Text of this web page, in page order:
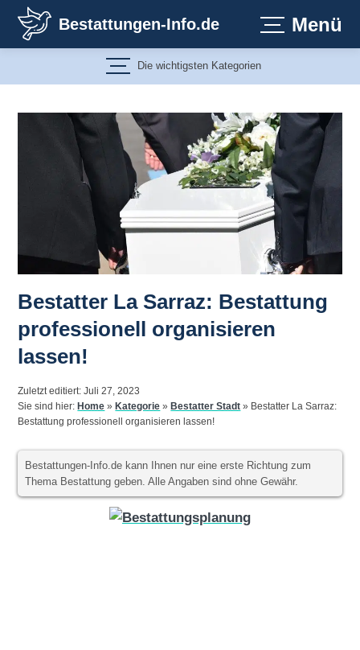
Inhalt
springen
Bestattungen-Info.de Menü
Die wichtigsten Kategorien
Bestatter La Sarraz: Bestattung
professionell organisieren
lassen!
Zuletzt editiert: Juli 27, 2023
Sie sind hier: Home » Kategorie » Bestatter Stadt » Bestatter La Sarraz:
Bestattung professionell organisieren lassen!
Bestattungen-Info.de kann Ihnen nur eine erste Richtung zum
Thema Bestattung geben. Alle Angaben sind ohne Gewähr.